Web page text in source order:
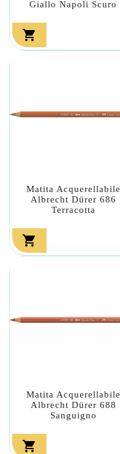
Giallo Napoli Scuro

Matita Acquerellabile
Albrecht Dürer 686
Terracotta

Matita Acquerellabile
Albrecht Dürer 688
Sanguigno
